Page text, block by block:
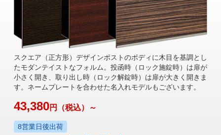
スクエア（正方形）デザインポストのボディに木目を基調とし
たモダンテイストなフォルム。投函時（ロック施錠時）は扉が
小さく開き、取り出し時（ロック解錠時）は扉が大きく開きま
す。ネームプレートを合わせた名入れモデルもございます。
43,380円 （税込）～
8営業日後出荷